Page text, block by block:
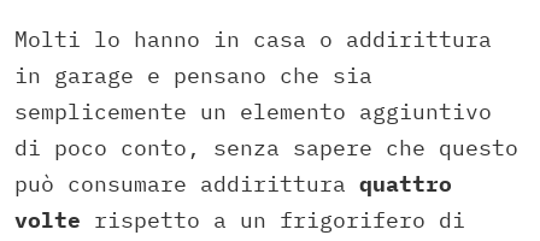
Molti lo hanno in casa o addirittura
in garage e pensano che sia
semplicemente un elemento aggiuntivo
di poco conto, senza sapere che questo
può consumare addirittura quattro
volte rispetto a un frigorifero di